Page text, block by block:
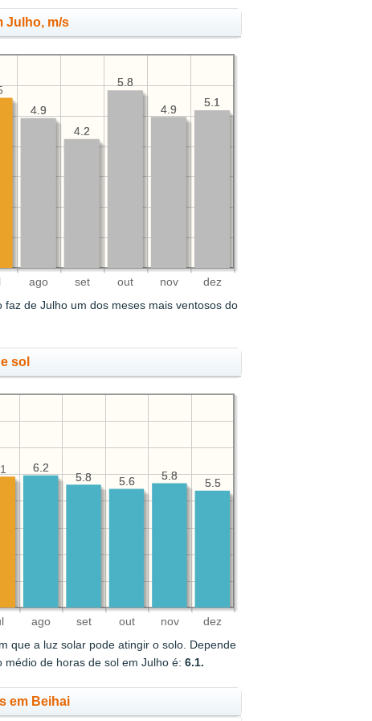
Julho, m/s
ago set out nov dez
5.1
4.9
5.8
4.2
4.9
5.1
4.9
5.8
4.2
4.9
faz de Julho um dos meses mais ventosos do
sol
ago set out nov dez
5.5
5.8
5.6
5.8
6.2
5.5
5.8
5.6
5.8
6.2
que a luz solar pode atingir o solo. Depende
médio de horas de sol em Julho é:6.1.
em Beihai